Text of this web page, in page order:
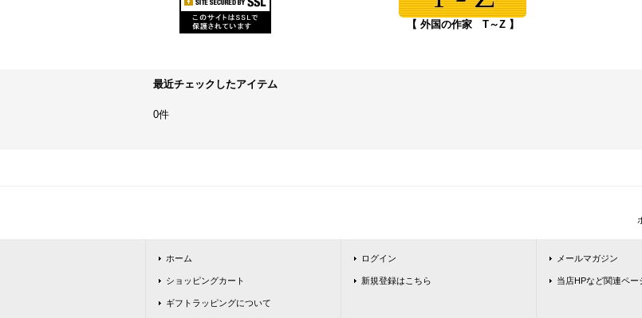
【 外国の作家 T～Z 】
最近チェックしたアイテム
0件
ホーム
ショッピングカート
ギフトラッピングについて
ログイン
新規登録はこちら
メールマガジン
当店HPなど関連ペー